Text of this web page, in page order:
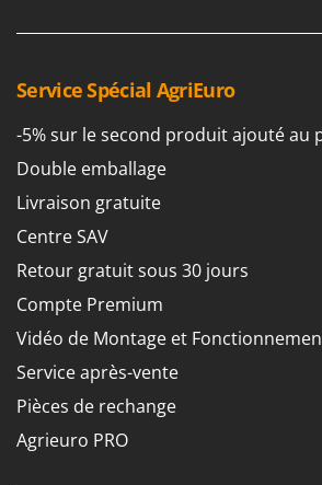
Service Spécial AgriEuro
-5% sur le second produit ajouté au
Double emballage
Livraison gratuite
Centre SAV
Retour gratuit sous 30 jours
Compte Premium
Vidéo de Montage et
Service après-vente
Pièces de rechange
Agrieuro PRO